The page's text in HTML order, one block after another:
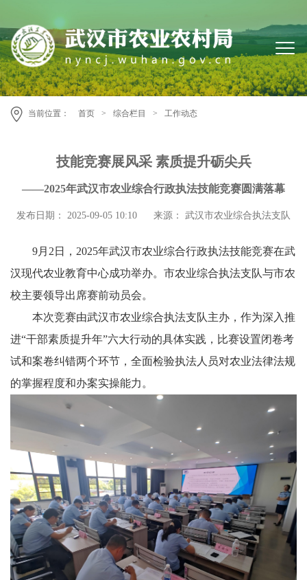
当前位置： 首页 > 综合栏目 > 工作动态
技能竞赛展风采 素质提升砺尖兵
——2025年武汉市农业综合行政执法技能竞赛圆满落幕
发布日期： 2025-09-05 10:10 来源： 武汉市农业综合执法支队
9月2日，2025年武汉市农业综合行政执法技能竞赛在武
汉现代农业教育中心成功举办。市农业综合执法支队与市农
校主要领导出席赛前动员会。
本次竞赛由武汉市农业综合执法支队主办，作为深入推
进“干部素质提升年”六大行动的具体实践，比赛设置闭卷考
试和案卷纠错两个环节，全面检验执法人员对农业法律法规
的掌握程度和办案实操能力。